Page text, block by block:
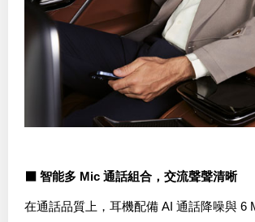
⬛ 智能多 Mic 通話組合，交流聲聲清晰
在通話品質上，耳機配備 AI 通話降噪與 6
訂閱《Like Magazine
鍾意睇有關生活Tips，同定期會員
立即電郵訂閱Like Magazine E-
如選擇提交電郵，將代表閣下同意Like Magazine